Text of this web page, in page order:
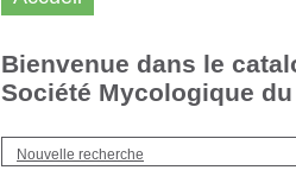
Bienvenue dans le
Société Mycologique
Nouvelle recherche